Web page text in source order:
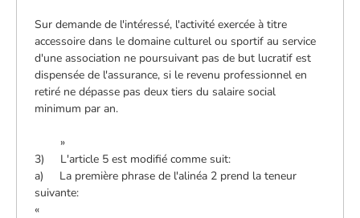
Sur demande de l'intéressé, l'activité exercée à titre
accessoire dans le domaine culturel ou sportif au service
d'une association ne poursuivant pas de but lucratif est
dispensée de l'assurance, si le revenu professionnel en
retiré ne dépasse pas deux tiers du salaire social
minimum par an.
»
3) L'article 5 est modifié comme suit:
a) La première phrase de l'alinéa 2 prend la teneur
suivante:
«